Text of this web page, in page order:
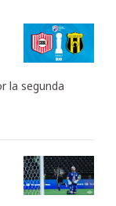
la segunda